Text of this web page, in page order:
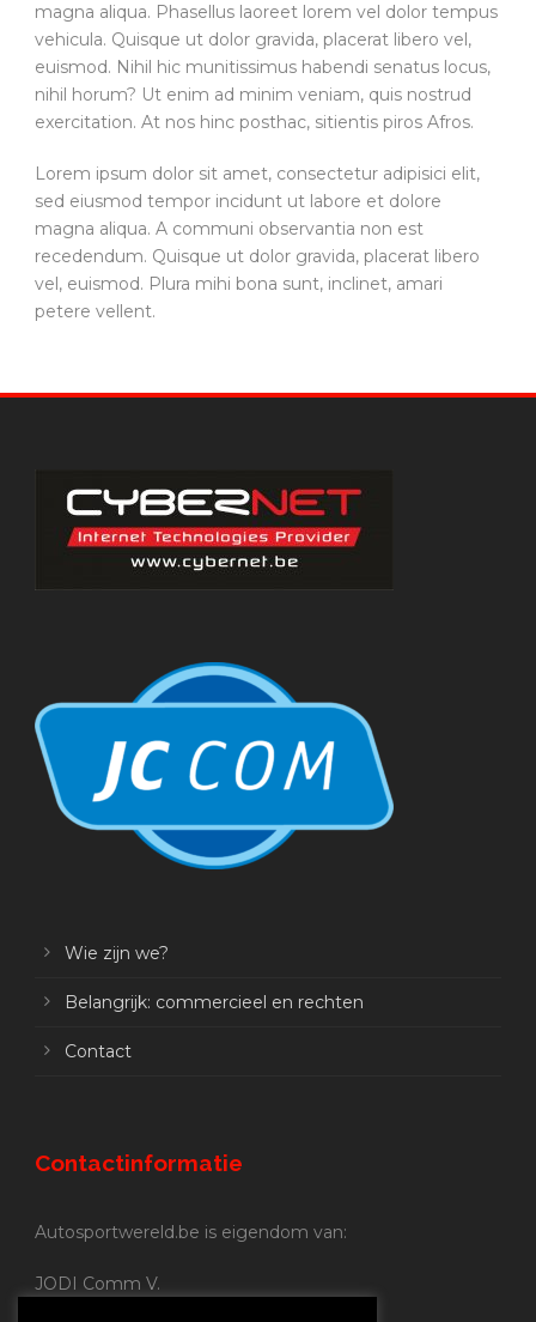
magna aliqua. Phasellus laoreet lorem vel dolor tempus
vehicula. Quisque ut dolor gravida, placerat libero vel,
euismod. Nihil hic munitissimus habendi senatus locus,
nihil horum? Ut enim ad minim veniam, quis nostrud
exercitation. At nos hinc posthac, sitientis piros Afros.
Lorem ipsum dolor sit amet, consectetur adipisici elit,
sed eiusmod tempor incidunt ut labore et dolore
magna aliqua. A communi observantia non est
recedendum. Quisque ut dolor gravida, placerat libero
vel, euismod. Plura mihi bona sunt, inclinet, amari
petere vellent.
Wie zijn we?
Belangrijk: commercieel en rechten
Contact
Contactinformatie
Autosportwereld.be is eigendom van:
JODI Comm V.